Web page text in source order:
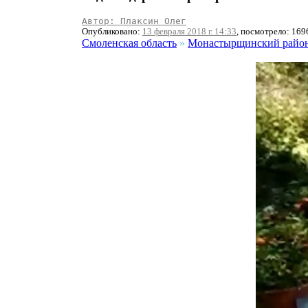
Автор: Плаксин Олег
Опубликовано: 13 февраля 2018 г. 14:33, посмотрело:
Смоленская область » Монастырщинский